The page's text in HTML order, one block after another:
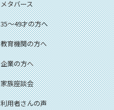
メタバース
35～49才の方へ
教育機関の方へ
企業の方へ
家族座談会
利用者さんの声